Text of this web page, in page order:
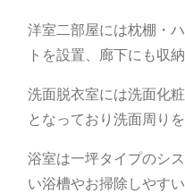
洋室二部屋には枕棚・
トを設置、廊下にも収
洗面脱衣室には洗面化
となっており洗面周り
浴室は一坪タイプのシ
い浴槽やお掃除しやす